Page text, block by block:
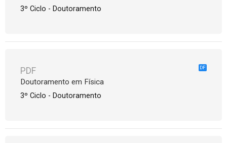
3º Ciclo - Doutoramento
DF
PDF
Doutoramento em Física
3º Ciclo - Doutoramento